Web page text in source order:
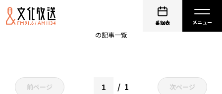
番組表
経営中毒 社長はつらい、だから楽しい
の記事一覧
前ページ 1 次ページ